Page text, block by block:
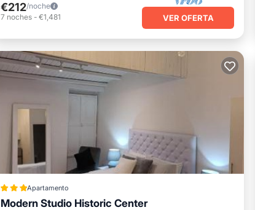
€212/noche
7 noches - €1,481 VER OFERTA
Apartamento
Modern Studio Historic Center
Internet
Apto para niños